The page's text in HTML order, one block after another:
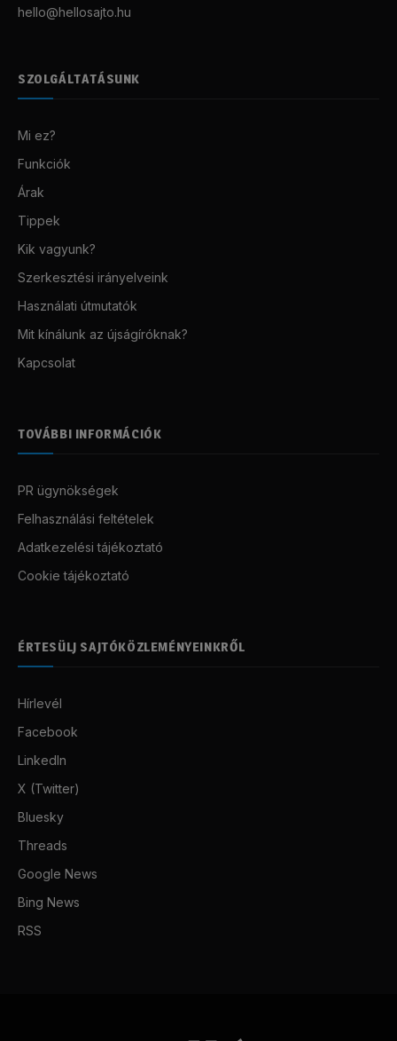
hello@hellosajto.hu
SZOLGÁLTATÁSUNK
Mi ez?
Funkciók
Árak
Tippek
Kik vagyunk?
Szerkesztési irányelveink
Használati útmutatók
Mit kínálunk az újságíróknak?
Kapcsolat
TOVÁBBI INFORMÁCIÓK
PR ügynökségek
Felhasználási feltételek
Adatkezelési tájékoztató
Cookie tájékoztató
ÉRTESÜLJ SAJTÓKÖZLEMÉNYEINKRŐL
Hírlevél
Facebook
LinkedIn
X (Twitter)
Bluesky
Threads
Google News
Bing News
RSS